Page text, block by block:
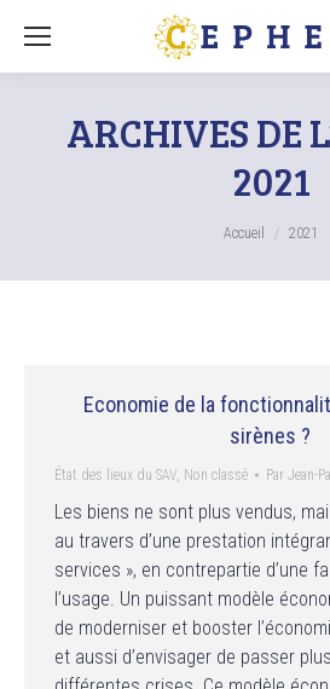
ARCHIVES DE
2021
Accueil 2021
Economie de la
sirènes ?
État des lieux du SAV, Non classé Par Jean-
Les biens ne sont plus vendus,
au travers d’une prestation
services », en contrepartie d’une
l’usage. Un puissant modèle
de moderniser et booster
et aussi d’envisager de passer